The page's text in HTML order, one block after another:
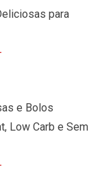
para
e Bolos
Low Carb e Sem